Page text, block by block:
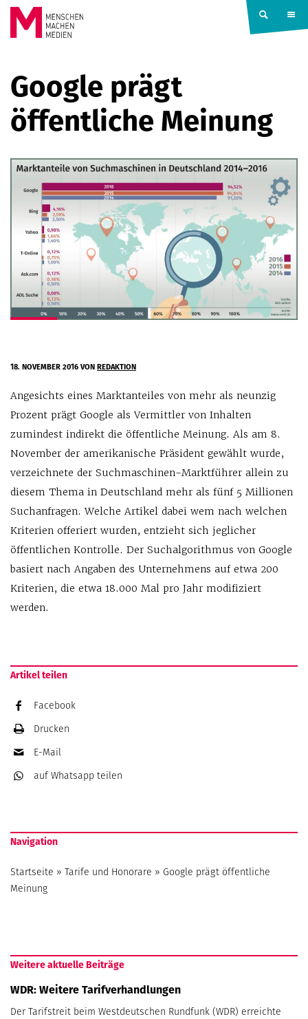
Springe zum Inhalt
MACHEN
MEDIEN
Google prägt
öffentliche Meinung
18. NOVEMBER 2016VONREDAKTION
Angesichts eines Marktanteiles von mehr als neunzig
Prozent prägt Google als Vermittler von Inhalten
zumindest indirekt die öffentliche Meinung. Als am 8.
November der amerikanische Präsident gewählt wurde,
verzeichnete der Suchmaschinen-Marktführer allein zu
diesem Thema in Deutschland mehr als fünf 5 Millionen
Suchanfragen. Welche Artikel dabei wem nach welchen
Kriterien offeriert wurden, entzieht sich jeglicher
öffentlichen Kontrolle. Der Suchalgorithmus von Google
basiert nach Angaben des Unternehmens auf etwa 200
Kriterien, die etwa 18.000 Mal pro Jahr modifiziert
werden.
Artikel teilen
Facebook
Drucken
E-Mail
auf Whatsapp teilen
Navigation
Startseite » Tarife und Honorare » Google prägt öffentliche
Meinung
Weitere aktuelle Beiträge
WDR: Weitere Tarifverhandlungen
Der Tarifstreit beim Westdeutschen Rundfunk (WDR) erreichte